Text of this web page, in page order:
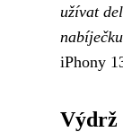
užívat
iPhony
Výdrž